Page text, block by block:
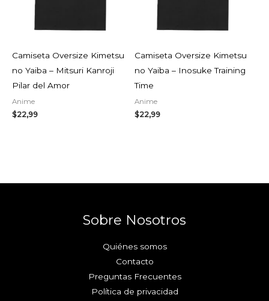
Camiseta Oversize Kimetsu
no Yaiba – Mitsuri Kanroji
Pilar del Amor
Anime
$22,99
Camiseta Oversize Kimetsu
no Yaiba – Inosuke Training
Time
Anime
$22,99
Sobre Nosotros
Quiénes somos
Contacto
Preguntas Frecuentes
Política de privacidad